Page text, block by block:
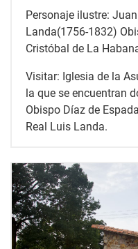
Personaje ilustre:
Landa(1756-1832)
Cristóbal de La
Visitar: Iglesia de la
la que se encuentran
Obispo Díaz de
Real Luis Landa.